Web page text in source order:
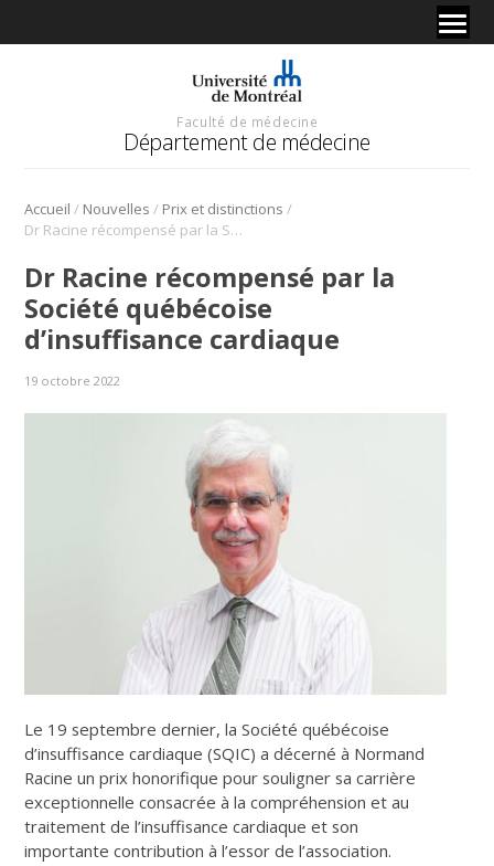
Faculté de médecine
Département de médecine
Accueil / Nouvelles / Prix et distinctions /
Dr Racine récompensé par la Société québécoise d’insuffisance cardiaque
Dr Racine récompensé par la
Société québécoise
d’insuffisance cardiaque
19 octobre 2022
Le 19 septembre dernier, la Société québécoise
d’insuffisance cardiaque (SQIC) a décerné à Normand
Racine un prix honorifique pour souligner sa carrière
exceptionnelle consacrée à la compréhension et au
traitement de l’insuffisance cardiaque et son
importante contribution à l’essor de l’association.